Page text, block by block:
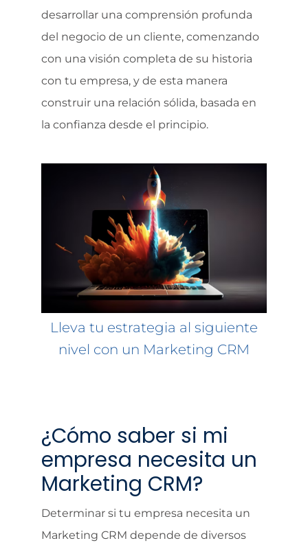
desarrollar una comprensión profunda
del negocio de un cliente, comenzando
con una visión completa de su historia
con tu empresa, y de esta manera
construir una relación sólida, basada en
la confianza desde el principio.
Lleva tu estrategia al siguiente
nivel con un Marketing CRM
¿Cómo saber si mi
empresa necesita un
Marketing CRM?
Determinar si tu empresa necesita un
Marketing CRM depende de diversos